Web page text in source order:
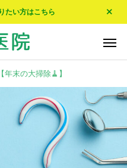
たい方はこちら
入れ歯・
【年末の大掃除🧹】